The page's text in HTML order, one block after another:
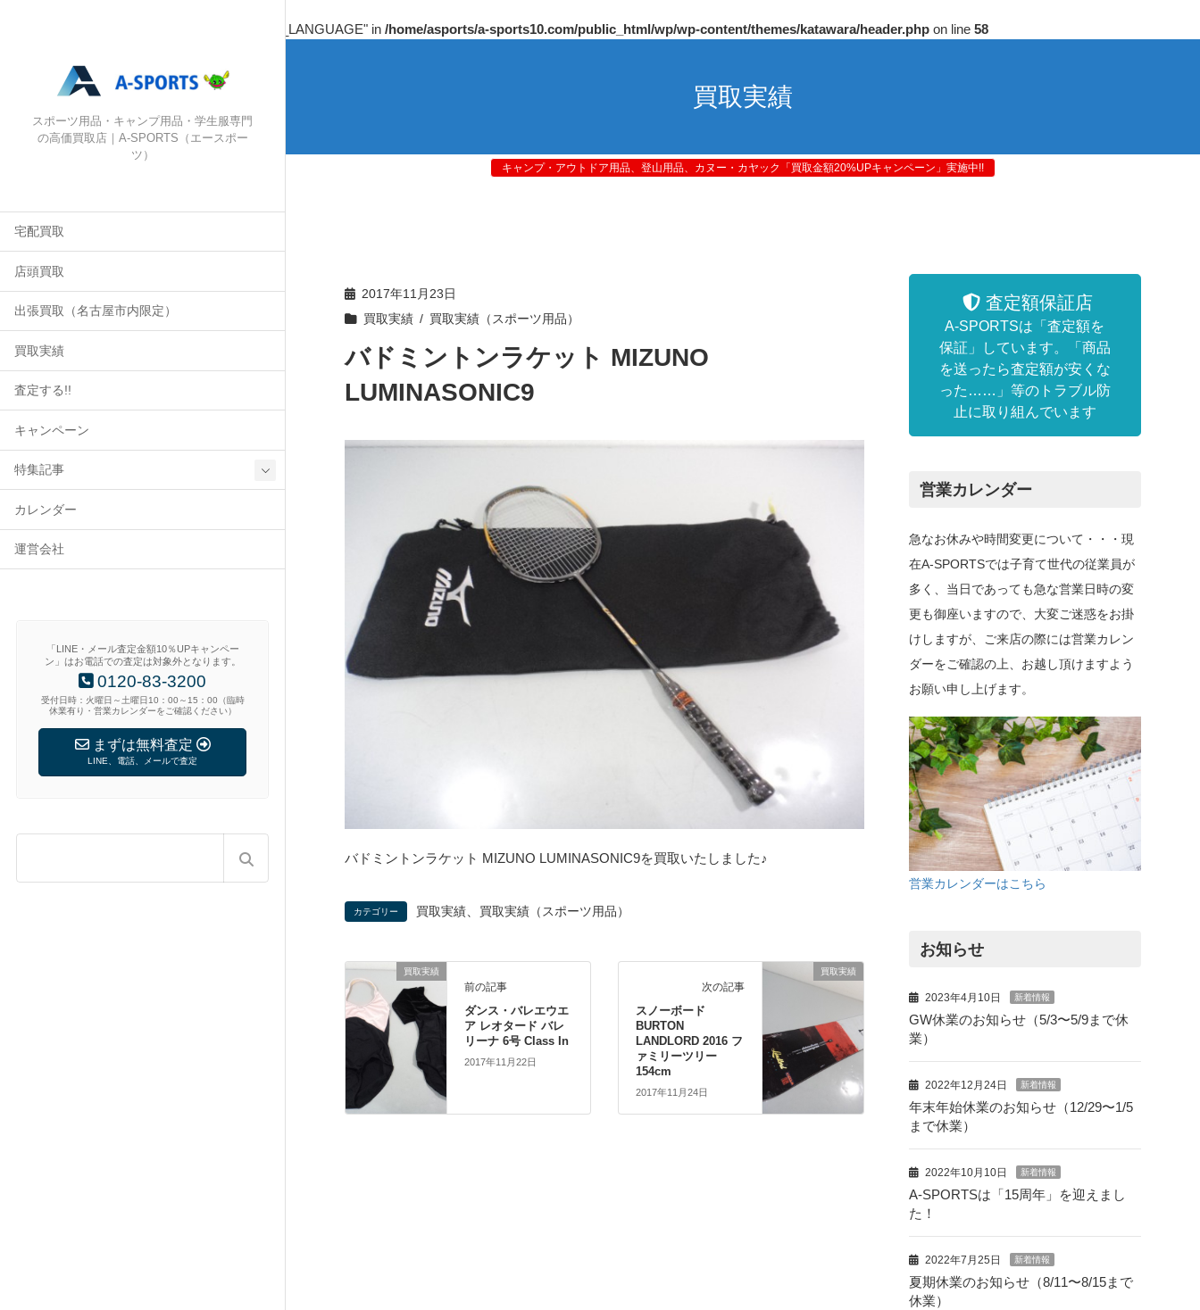
: Undefined array key "HTTP_ACCEPT_LANGUAGE" in /home/asports/a-sports10.com/public_html/wp/wp-content/themes/katawara/header.php on line 58
スポーツ用品・キャンプ用品・学生服専門
の高価買取店｜A-SPORTS（エースポー
ツ）
宅配買取
店頭買取
出張買取（名古屋市内限定）
買取実績
査定する!!
キャンペーン
特集記事
カレンダー
運営会社
「LINE・メール査定金額10％UPキャンペー
ン」はお電話での査定は対象外となります。
0120-83-3200
受付日時：火曜日～土曜日10：00～15：00（臨時
休業有り・営業カレンダーをご確認ください）
まずは無料査定
LINE、電話、メールで査定
買取実績
キャンプ・アウトドア用品、登山用品、カヌー・カヤック「買取金額20%UPキャンペーン」実施中!!
2017年11月23日
買取実績
買取実績（スポーツ用品）
バドミントンラケット MIZUNO
LUMINASONIC9
バドミントンラケット MIZUNO LUMINASONIC9を買取いたしました♪
カテゴリー 買取実績 買取実績（スポーツ用品）
買取実績
前の記事
ダンス・バレエウエ
ア レオタード バレ
リーナ 6号 Class In
2017年11月22日
買取実績
次の記事
スノーボード
BURTON
LANDLORD 2016 フ
ァミリーツリー
154cm
2017年11月24日
査定額保証店
A-SPORTSは「査定額を
保証」しています。「商品
を送ったら査定額が安くな
った……」等のトラブル防
止に取り組んでいます
営業カレンダー
急なお休みや時間変更について・・・現
在A-SPORTSでは子育て世代の従業員が
多く、当日であっても急な営業日時の変
更も御座いますので、大変ご迷惑をお掛
けしますが、ご来店の際には営業カレン
ダーをご確認の上、お越し頂けますよう
お願い申し上げます。
営業カレンダーはこちら
お知らせ
2023年4月10日 新着情報
GW休業のお知らせ（5/3〜5/9まで休
業）
2022年12月24日 新着情報
年末年始休業のお知らせ（12/29〜1/5
まで休業）
2022年10月10日 新着情報
A-SPORTSは「15周年」を迎えまし
た！
2022年7月25日 新着情報
夏期休業のお知らせ（8/11〜8/15まで
休業）